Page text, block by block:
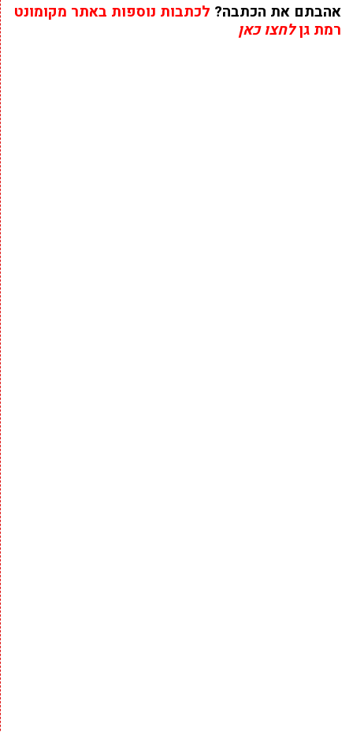
אהבתם את הכתבה? לכתבות נוספות באתר מקומונט
רמת גןלחצו כאן